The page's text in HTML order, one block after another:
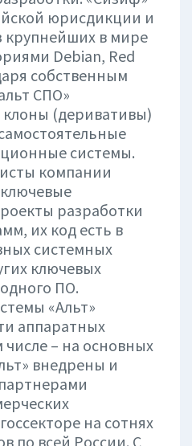
юрисдикции и
крупнейших в мире
Debian, Red
собственным
СПО»
клоны (деривативы)
системы.
компании
разработки
их код есть в
системных
ключевых
ПО.
«Альт»
аппаратных
– на основных
внедрены и
на сотнях
по всей России. С